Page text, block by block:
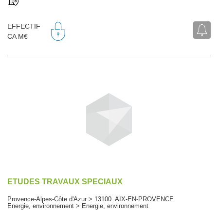
EFFECTIF
CA M€
ETUDES TRAVAUX SPECIAUX
Provence-Alpes-Côte d'Azur > 13100 AIX-EN-PROVENCE
Energie, environnement > Energie, environnement